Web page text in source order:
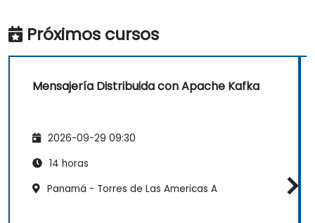
Próximos cursos
Mensajería Distribuida con Apache Kafka
2026-09-29 09:30
14 horas
Panamá - Torres de Las Americas A